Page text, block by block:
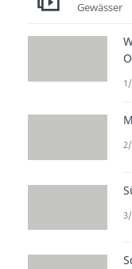
die
und
Es
der
Gewässer